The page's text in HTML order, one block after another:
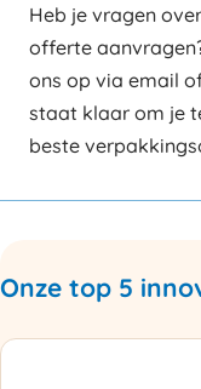
Heb je vragen
offerte
ons op via email
staat klaar om je
beste
Onze top 5